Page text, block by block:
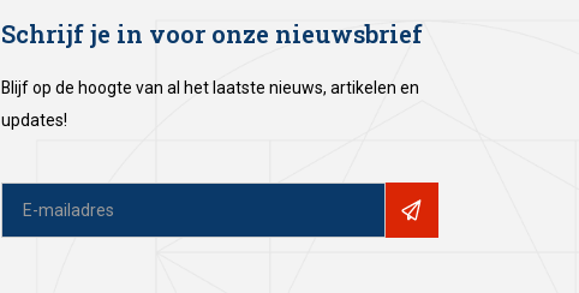
Schrijf je in voor onze nieuwsbrief
Blijf op de hoogte van al het laatste nieuws, artikelen en
updates!